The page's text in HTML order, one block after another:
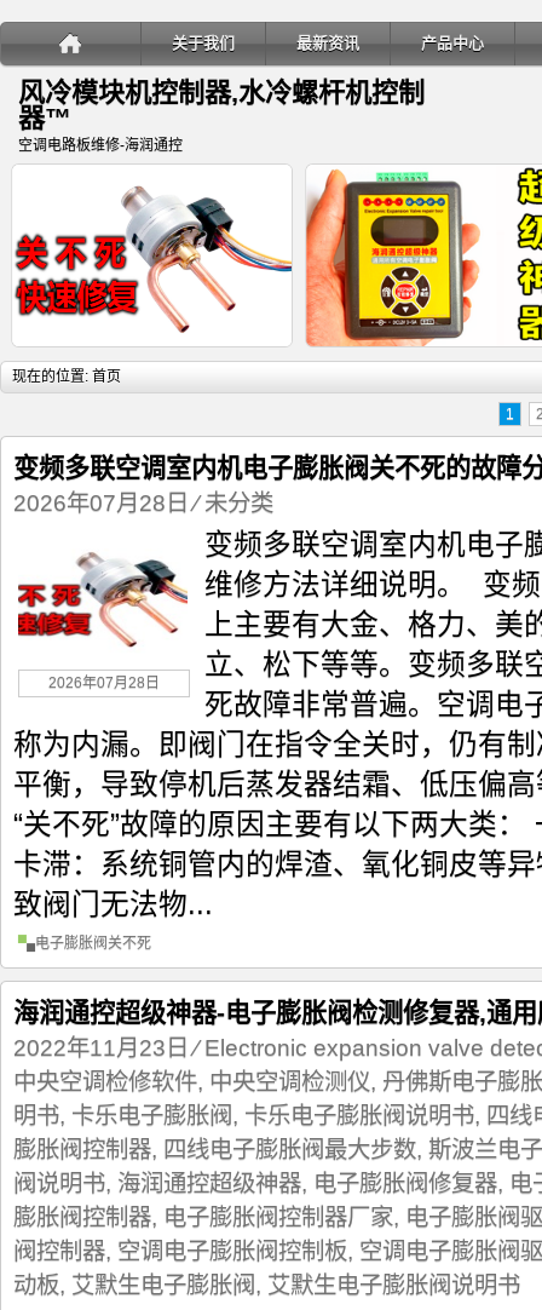
关于我们 最新资讯 产品中心
风冷模块机控制器,水冷螺杆机控制
器™
空调电路板维修-海润通控
详细内容
变频多联空调室内机电子膨胀阀关
现在的位置: 首页
1
变频多联空调室内机电子膨胀阀关不死的故障
2026年07月28日 ⁄未分类
2026年07月28日
变频多联空调室内机电子
维修方法详细说明。 变
上主要有大金、格力、
立、松下等等。变频多联
死故障非常普遍。空调电
称为内漏。即阀门在指令全关时，仍有
平衡，导致停机后蒸发器结霜、低压偏
“关不死”故障的原因主要有以下两大类：
卡滞：系统铜管内的焊渣、氧化铜皮等
致阀门无法物...
电子膨胀阀关不死
海润通控超级神器-电子膨胀阀检测修复器,通
2022年11月23日 ⁄Electronic expansion valve
中央空调检修软件, 中央空调检测仪, 丹佛斯电子膨
明书, 卡乐电子膨胀阀, 卡乐电子膨胀阀说明书, 四线
膨胀阀控制器, 四线电子膨胀阀最大步数, 斯波兰电
阀说明书, 海润通控超级神器, 电子膨胀阀修复器, 电
膨胀阀控制器, 电子膨胀阀控制器厂家, 电子膨胀阀
阀控制器, 空调电子膨胀阀控制板, 空调电子膨胀阀
动板, 艾默生电子膨胀阀, 艾默生电子膨胀阀说明书